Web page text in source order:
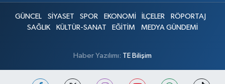
GÜNCEL SİYASET SPOR EKONOMİ İLÇELER
RÖPORTAJ
SAĞLIK
KÜLTÜR-SANAT EĞİTİM MEDYA GÜNDEMİ
Haber Yazılımı: TE Bilişim